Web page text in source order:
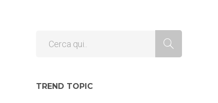
TREND TOPIC